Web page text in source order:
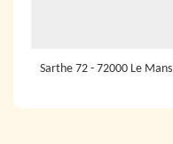
Sarthe 72 - 72000 Le Mans